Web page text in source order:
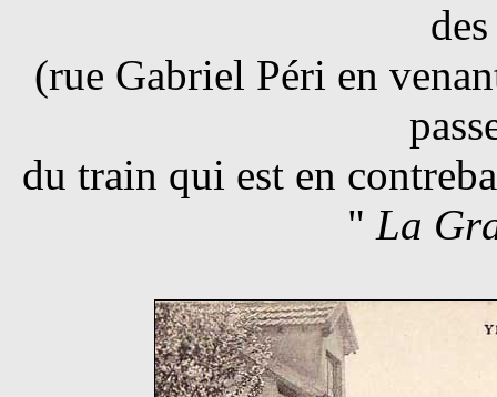
(rue Gabriel Péri en
du train qui est en
" La